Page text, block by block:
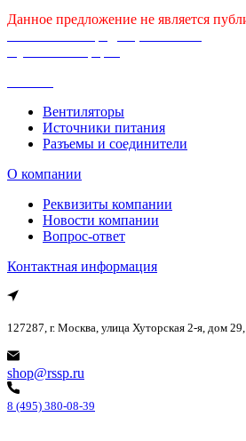
Данное предложение не является
Вентиляторы
Источники питания
Разъемы и соединители
О компании
Реквизиты компании
Новости компании
Вопрос-ответ
Контактная информация
127287, г. Москва, улица Хуторская 2-я, дом
shop@rssp.ru
8 (495) 380-08-39